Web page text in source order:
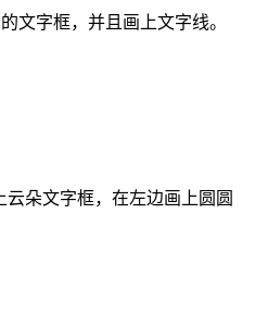
文字框，并且画上文字线。
朵文字框，在左边画上圆圆